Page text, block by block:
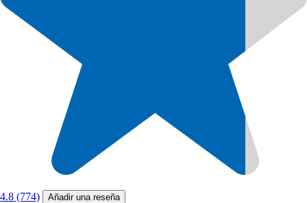
4.8 (774) Añadir una reseña